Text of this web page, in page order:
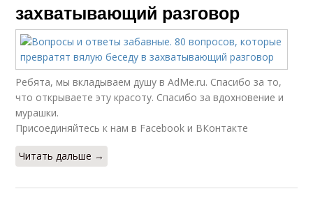
захватывающий разговор
Ребята, мы вкладываем душу в AdMe.ru. Cпасибо за то,
что открываете эту красоту. Спасибо за вдохновение и
мурашки.
Присоединяйтесь к нам в Facebook и ВКонтакте
Читать дальше →